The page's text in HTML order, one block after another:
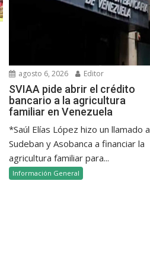
agosto 6, 2026 Editor
SVIAA pide abrir el crédito
bancario a la agricultura
familiar en Venezuela
*Saúl Elías López hizo un llamado a
Sudeban y Asobanca a financiar la
agricultura familiar para...
Información General